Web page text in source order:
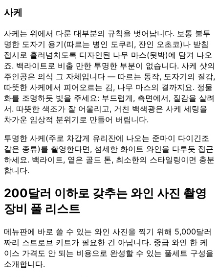
사케
사케는 위에서 다룬 대부분의 규칙을 벗어납니다. 보통 불투
명한 도자기 용기(따르는 병인 도쿠리, 잔인 오초코)나 받침
접시로 흘러넘치도록 디자인된 나무 마스(됫박)에 담겨 나오
죠. 백라이트로 비출 만한 투명한 부분이 없습니다. 사케 샷의
주인공은 의식 그 자체입니다 — 따르는 동작, 도자기의 질감,
따뜻한 사케에서 피어오르는 김, 나무 마스의 결까지요. 정물
화를 조명하듯 빛을 주세요: 부드럽게, 측면에서, 질감을 살려
서. 따뜻한 색조가 잘 어울리고, 거친 백색광은 사케 세팅을
차가운 임상적 분위기로 만들어 버립니다.
투명한 사케(주로 차갑게 유리잔에 나오는 준마이 다이긴조
같은 종류)를 촬영한다면, 섬세한 화이트 와인을 다루듯 접근
하세요. 백라이트, 옅은 골드 톤, 최소한의 스타일링이면 충분
합니다.
200달러 이하로 갖추는 와인 사진 촬영
장비 풀 리스트
메뉴판에 바로 쓸 수 있는 와인 사진을 찍기 위해 5,000달러
짜리 스트로브 키트가 필요한 건 아닙니다. 중급 와인 한 케
이스 가격도 안 되는 비용으로 완성할 수 있는 풀세트 구성을
소개합니다.